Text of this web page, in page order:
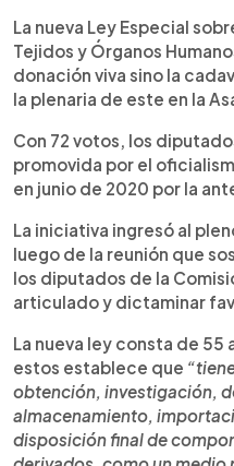
Escuchar artículo
La nueva Ley Especial
Tejidos y Órganos
donación viva sino la
la plenaria de este en la
Con 72 votos, los
promovida por el
en junio de 2020 por la
La iniciativa ingresó al
luego de la reunión que
los diputados de la
articulado y dictaminar
La nueva ley consta de
estos establece que
obtención, investigación,
almacenamiento,
disposición final de